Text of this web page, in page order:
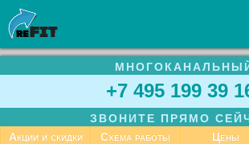
УСЛУГИ
БИЗНЕСУ
СТАТЬИ
+7 495 199 39
ЗВОНИТЕ ПРЯМО
Акции и скидки
Схема работы Цены